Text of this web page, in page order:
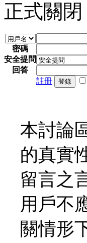
正式關閉
密碼
安全提問
回答
註冊
登錄
本討論
的真實
留言之
用戶不
關情形